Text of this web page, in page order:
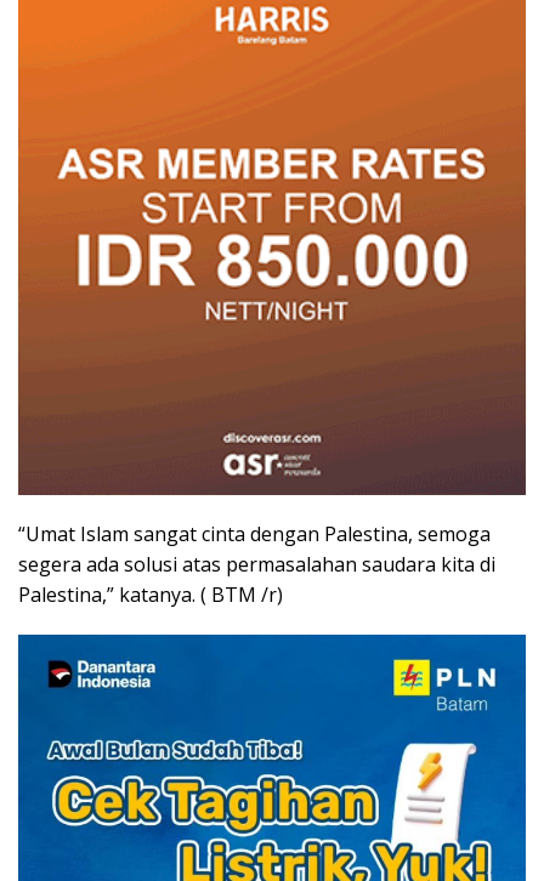
“Umat Islam sangat cinta dengan Palestina, semoga
segera ada solusi atas permasalahan saudara kita di
Palestina,” katanya. ( BTM /r)